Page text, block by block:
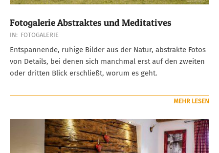
Fotogalerie Abstraktes und Meditatives
2018-
08-
IN: FOTOGALERIE
Entspannende, ruhige Bilder aus der Natur, abstrakte Fotos
von Details, bei denen sich manchmal erst auf den zweiten
oder dritten Blick erschließt, worum es geht.
MEHR LESEN